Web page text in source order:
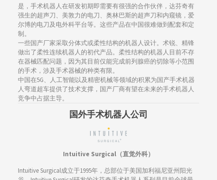
是，手术机器人在研发初期即需要有很强的合作伙伴，达芬奇有
强生的超声刀、美敦力的电刀、奥林巴斯的超声刀和内窥镜，爱
尔博的电刀及电外科平台等。这些产品在中国很难做到配套和定
制。
一些国产厂家采取分体式或柔性结构的机器人设计。术锐、精锋
做出了柔性连续机器人的初代产品。柔性结构的机器人目前不存
在器械匹配问题，因为其目前仅能完成前列腺癌的切除等小范围
的手术，涉及手术器械的种类有限。
中国在5G、人工智能以及精密机械等领域的积累为国产手术机器
人弯道超车提供了技术支撑，国产厂商有望在未来的手术机器人
竞争中占据主导。
国外手术机器人公司
Intuitive Surgical（直觉外科）
Intuitive Surgical成立于1995年，总部位于美国加利福尼亚州阳光